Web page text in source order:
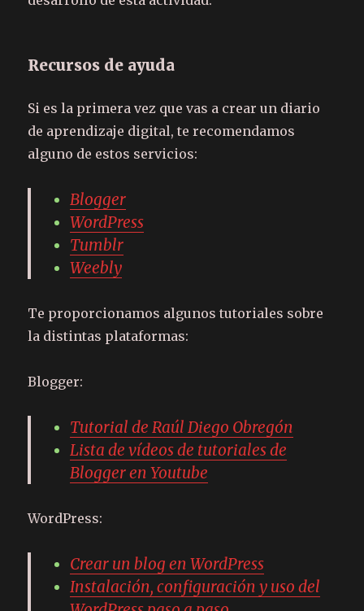
Recursos de ayuda
Si es la primera vez que vas a crear un diario
de aprendizaje digital, te recomendamos
alguno de estos servicios:
Blogger
WordPress
Tumblr
Weebly
Te proporcionamos algunos tutoriales sobre
la distintas plataformas:
Blogger:
Tutorial de Raúl Diego Obregón
Lista de vídeos de tutoriales de
Blogger en Youtube
WordPress:
Crear un blog en WordPress
Instalación, configuración y uso del